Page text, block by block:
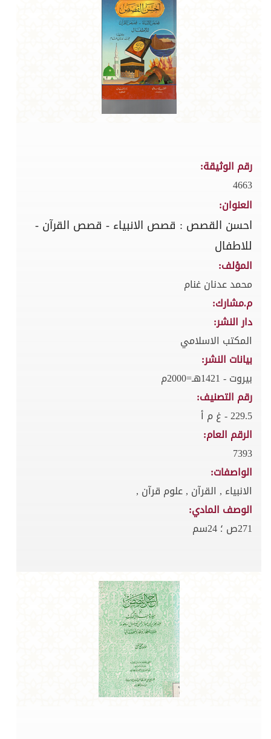
رقم الوثيقة:
4663
العنوان:
احسن القصص : قصص الانبياء - قصص القرآن -
للاطفال
المؤلف:
محمد عدنان غنام
م.مشارك:
دار النشر:
المكتب الاسلامي
بيانات النشر:
بيروت - 1421هـ=2000م
رقم التصنيف:
229.5 - غ م أ
الرقم العام:
7393
الواصفات:
الانبياء , القرآن , علوم قرآن ,
الوصف المادي:
271ص ؛ 24سم